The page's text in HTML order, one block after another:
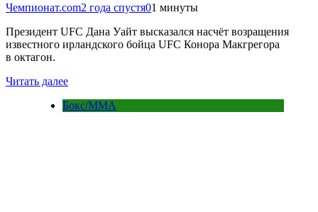
Чемпионат.com2 года спустя01 минуты
Президент UFC Дана Уайт высказался насчёт возращения
известного ирландского бойца UFC Конора Макгрегора
в октагон.
Читать далее
Бокс/MMA